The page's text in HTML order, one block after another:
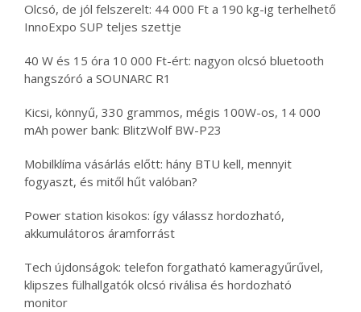
Olcsó, de jól felszerelt: 44 000 Ft a 190 kg-ig terhelhető
InnoExpo SUP teljes szettje
40 W és 15 óra 10 000 Ft-ért: nagyon olcsó bluetooth
hangszóró a SOUNARC R1
Kicsi, könnyű, 330 grammos, mégis 100W-os, 14 000
mAh power bank: BlitzWolf BW-P23
Mobilklíma vásárlás előtt: hány BTU kell, mennyit
fogyaszt, és mitől hűt valóban?
Power station kisokos: így válassz hordozható,
akkumulátoros áramforrást
Tech újdonságok: telefon forgatható kameragyűrűvel,
klipszes fülhallgatók olcsó riválisa és hordozható
monitor